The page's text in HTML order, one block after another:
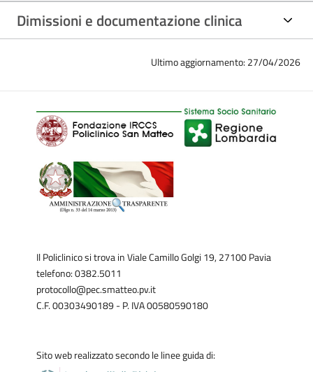
Dimissioni e documentazione clinica
Ultimo aggiornamento: 27/04/2026
Il Policlinico si trova in Viale Camillo Golgi 19, 27100 Pavia
telefono: 0382.5011
protocollo@pec.smatteo.pv.it
C.F. 00303490189 - P. IVA 00580590180
Sito web realizzato secondo le linee guida di: